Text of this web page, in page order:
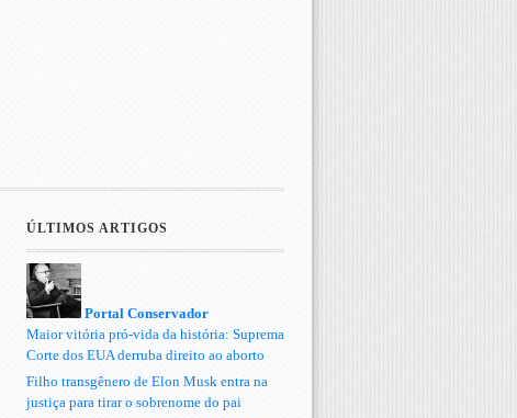
ÚLTIMOS ARTIGOS
Portal Conservador
Maior vitória pró-vida da história: Suprema
Corte dos EUA derruba direito ao aborto
Filho transgênero de Elon Musk entra na
justiça para tirar o sobrenome do pai